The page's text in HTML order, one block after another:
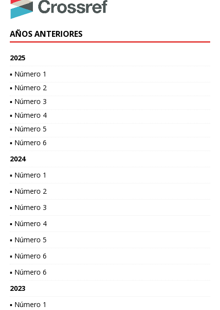
AÑOS ANTERIORES
2025
▪ Número 1
▪ Número 2
▪ Número 3
▪ Número 4
▪ Número 5
▪ Número 6
2024
▪ Número 1
▪ Número 2
▪ Número 3
▪ Número 4
▪ Número 5
▪ Número 6
▪ Número 6
2023
▪ Número 1